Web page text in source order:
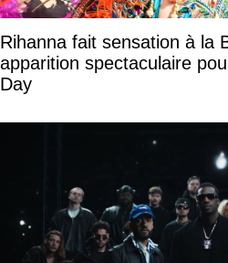
Rihanna fait sensation à la
apparition spectaculaire
Day